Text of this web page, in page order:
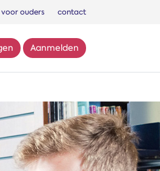
voor ouders contact
Aanmelden